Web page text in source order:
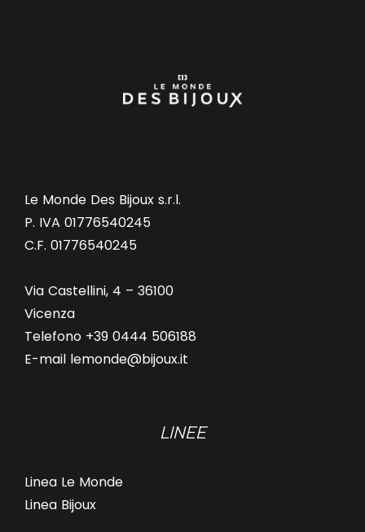
Le Monde Des Bijoux s.r.l.
P. IVA 01776540245
C.F. 01776540245
Via Castellini, 4 – 36100
Vicenza
Telefono +39 0444 506188
E-mail lemonde@bijoux.it
LINEE
Linea Le Monde
Linea Bijoux